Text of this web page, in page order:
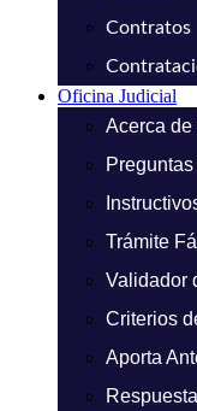
Contratos
Oficina Judicial
Acerca de
Trámite
Validador
Criterios
Aporta